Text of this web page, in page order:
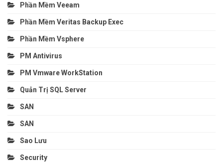
Phần Mềm Veeam
Phần Mềm Veritas Backup Exec
Phần Mềm Vsphere
PM Antivirus
PM Vmware WorkStation
Quản Trị SQL Server
SAN
SAN
Sao Lưu
Security